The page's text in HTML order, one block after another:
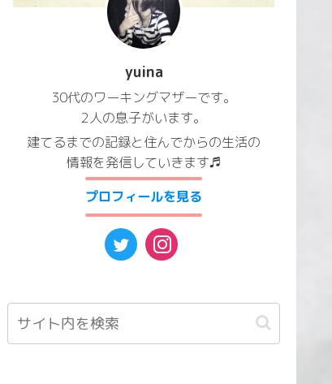
yuina
30代のワーキングマザーです。
2人の息子がいます。
建てるまでの記録と住んでからの生活の
情報を発信していきます♬
プロフィールを見る